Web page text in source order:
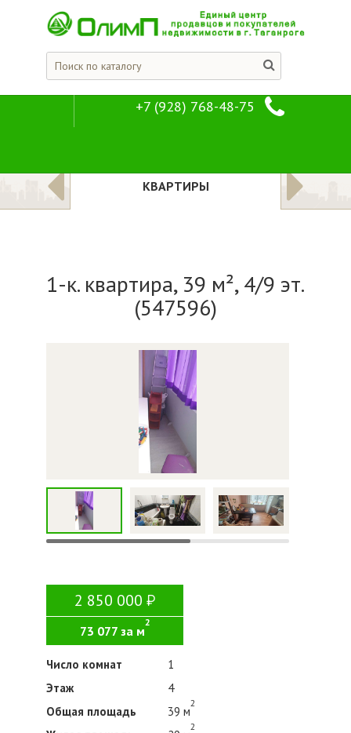
+7 (928) 768-48-75
КВАРТИРЫ
1-к. квартира, 39 м², 4/9 эт.
(547596)
2 850 000
73 077 за м
2
Число комнат
1
Этаж
4
Общая площадь
39 м
2
2